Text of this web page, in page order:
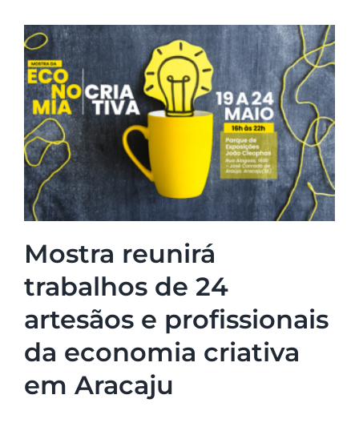
Mostra reunirá
trabalhos de 24
artesãos e profissionais
da economia criativa
em Aracaju